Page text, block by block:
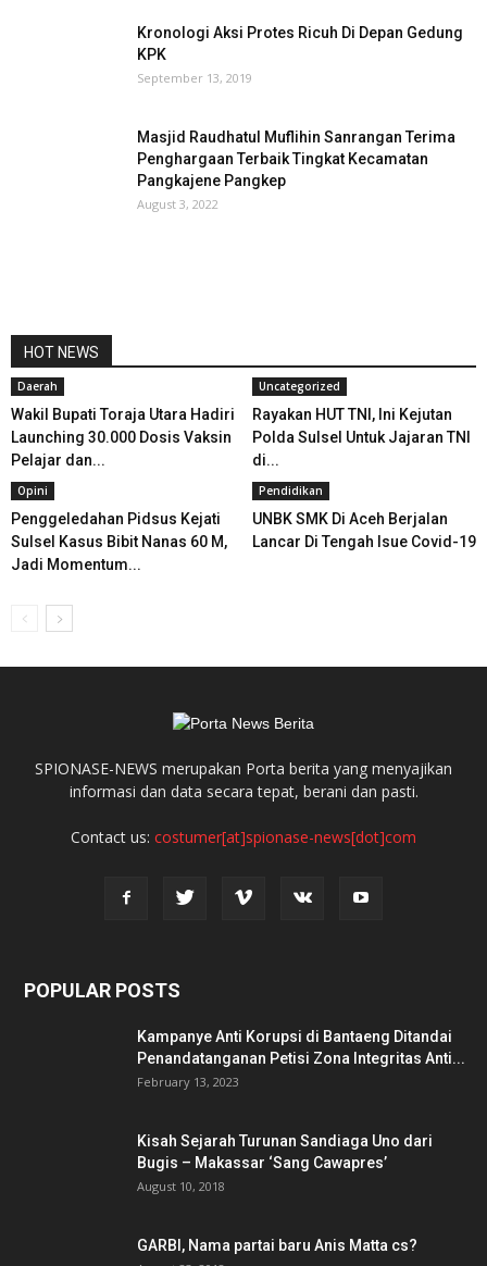
Kronologi Aksi Protes Ricuh Di Depan Gedung
KPK
September 13, 2019
Masjid Raudhatul Muflihin Sanrangan Terima
Penghargaan Terbaik Tingkat Kecamatan
Pangkajene Pangkep
August 3, 2022
HOT NEWS
Daerah
Wakil Bupati Toraja Utara Hadiri
Launching 30.000 Dosis Vaksin
Pelajar dan...
Uncategorized
Rayakan HUT TNI, Ini Kejutan
Polda Sulsel Untuk Jajaran TNI
di...
Opini
Penggeledahan Pidsus Kejati
Sulsel Kasus Bibit Nanas 60 M,
Jadi Momentum...
Pendidikan
UNBK SMK Di Aceh Berjalan
Lancar Di Tengah Isue Covid-19
SPIONASE-NEWS merupakan Porta berita yang menyajikan
informasi dan data secara tepat, berani dan pasti.
Contact us: costumer[at]spionase-news[dot]com
POPULAR POSTS
Kampanye Anti Korupsi di Bantaeng Ditandai
Penandatanganan Petisi Zona Integritas Anti...
February 13, 2023
Kisah Sejarah Turunan Sandiaga Uno dari
Bugis – Makassar ‘Sang Cawapres’
August 10, 2018
GARBI, Nama partai baru Anis Matta cs?